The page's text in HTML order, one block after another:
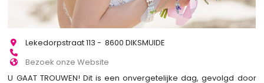
Lekedorpstraat 113 - 8600 DIKSMUIDE
Bezoek onze Website
U GAAT TROUWEN! Dit is een onvergetelijke dag, gevolgd door